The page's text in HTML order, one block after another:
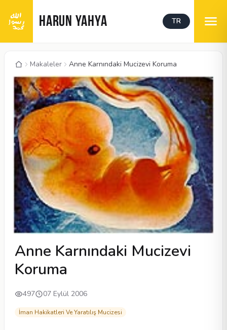
HARUN YAHYA TR
Makaleler Anne Karnındaki Mucizevi Koruma
Anne Karnındaki Mucizevi
Koruma
497 07 Eylül 2006
İman Hakikatleri Ve Yaratılış Mucizesi